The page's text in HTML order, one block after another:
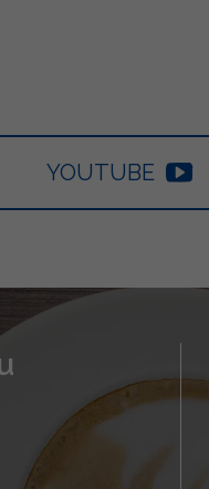
YOUTUBE